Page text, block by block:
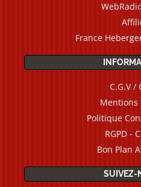
France
C.G.V /
Mentions
Politique
RGPD -
Bon Plan
SUIVEZ-